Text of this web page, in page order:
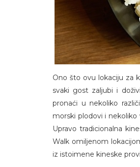
Ono što ovu lokaciju za
svaki gost zaljubi i
pronaći u nekoliko
morski plodovi i
Upravo tradicionalna
Walk omiljenom
iz istoimene kineske